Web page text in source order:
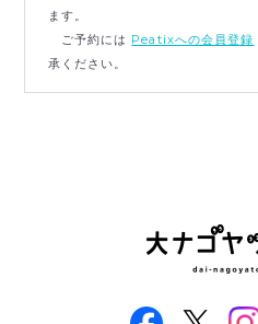
ます。
ご予約には Peatixへの会員登録
承ください。